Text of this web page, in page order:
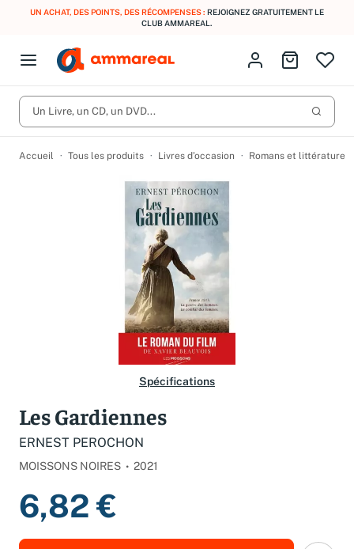
UN ACHAT, DES POINTS, DES RÉCOMPENSES : REJOIGNEZ GRATUITEMENT LE
CLUB AMMAREAL.
Open menu
Fermer le menu
CD d'occasion
Produits Catégories
Vous n'avez pas trouvé l'article que vous cherchiez ?
Activez les notifications dans votre compte pour être alerté dès
qu'il est en stock.
Créer une alerte
Identifiez-vous
Aller au
Un Livre, un CD, un DVD...
Accueil Tous les produits Livres d’occasion Romans et littérature
Spécifications
Les Gardiennes
ERNEST PEROCHON
MOISSONS NOIRES 2021
6,82 €